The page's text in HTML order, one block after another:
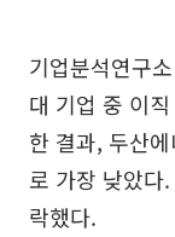
기업분석연구
대 기업 중 이
한 결과, 두산
로 가장 낮았
락했다.